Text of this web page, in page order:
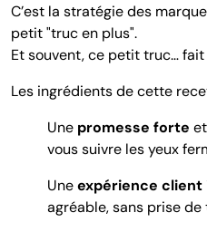
C’est la stratégie des
petit "truc en plus".
Et souvent, ce petit truc…
Les ingrédients de cette
Une promesse forte
vous suivre les yeux
Uneexpérience
agréable, sans prise de